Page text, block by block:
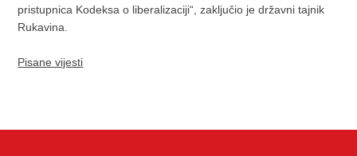
pristupnica Kodeksa o liberalizaciji“, zaključio je državni tajnik
Rukavina.
Pisane vijesti